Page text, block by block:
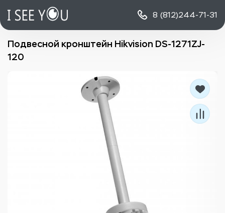
8 (812)244-71-31
Подвесной кронштейн Hikvision DS-1271ZJ-
120